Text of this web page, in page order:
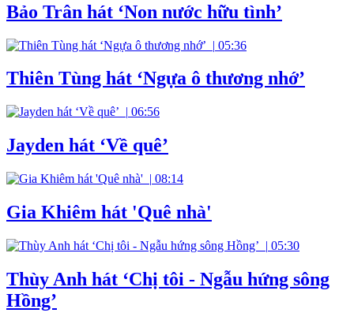
Bảo Trân hát ‘Non nước hữu tình’
| 05:36
Thiên Tùng hát ‘Ngựa ô thương nhớ’
| 06:56
Jayden hát ‘Về quê’
| 08:14
Gia Khiêm hát 'Quê nhà'
| 05:30
Thùy Anh hát ‘Chị tôi - Ngẫu hứng sông
Hồng’